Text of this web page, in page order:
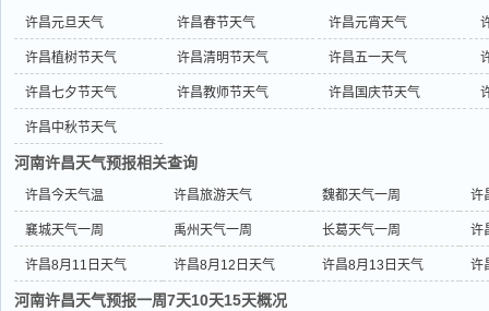
许昌元旦天气 许昌春节天气 许昌元宵天气
许昌植树节天气 许昌清明节天气 许昌五一天气
许昌七夕节天气 许昌教师节天气 许昌国庆节天气
许昌中秋节天气
河南许昌天气预报相关查询
许昌今天气温 许昌旅游天气 魏都天气一周 许
襄城天气一周 禹州天气一周 长葛天气一周 许
许昌8月11日天气 许昌8月12日天气 许昌8月13日天气 许
河南许昌天气预报一周7天10天15天概况